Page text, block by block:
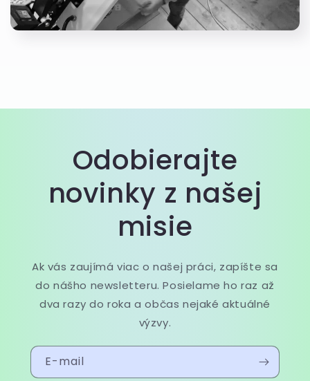
Odobierajte
novinky z našej
misie
Ak vás zaujímá viac o našej práci, zapíšte sa
do nášho newsletteru. Posielame ho raz až
dva razy do roka a občas nejaké aktuálné
výzvy.
E-mail